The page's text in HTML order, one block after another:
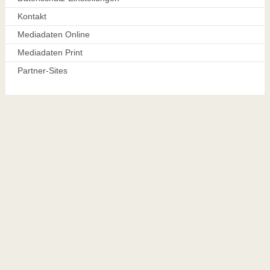
Kontakt
Mediadaten Online
Mediadaten Print
Partner-Sites